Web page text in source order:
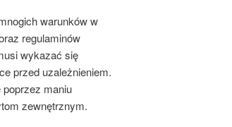
warunków w
regulaminów
wykazać się
przed uzależnieniem.
maniu
zewnętrznym.